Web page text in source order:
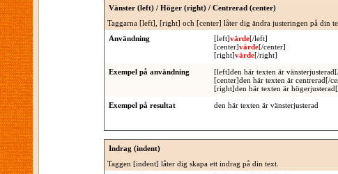
Vänster (left) / Höger (right) / Centrerad (center)
Taggarna [left], [right] och [center] låter dig ändra justeringen på din
Användning
[left]värde[/left]
[center]värde[/center]
[right]värde[/right]
Exempel på användning
[left]den här texten är
[center]den här texten är centrerad[/
[right]den här texten är
Exempel på resultat
den här texten är vänsterjusterad
Indrag (indent)
Taggen [indent] låter dig skapa ett indrag på din text.